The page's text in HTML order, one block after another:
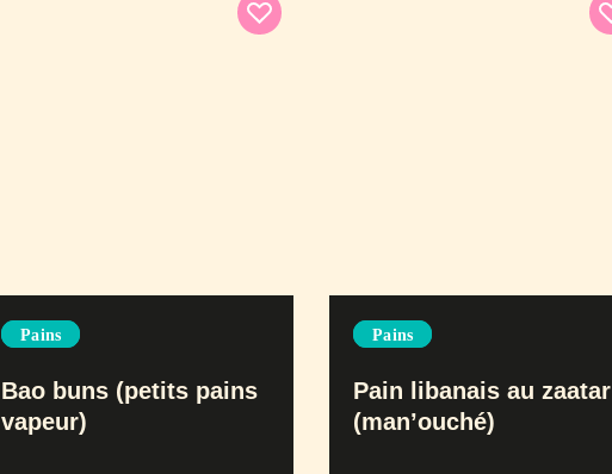
Pains
Bao buns (petits pains
vapeur)
Pains
Pain libanais au zaatar
(man’ouché)